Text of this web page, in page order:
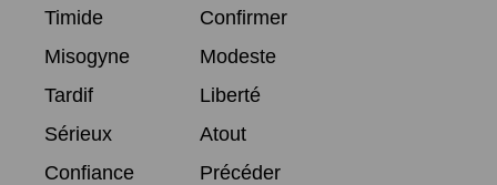
Timide
Confirmer
Misogyne
Modeste
Tardif
Liberté
Sérieux
Atout
Confiance
Précéder